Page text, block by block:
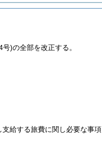
)の全部を改正する。
給する旅費に関し必要な事